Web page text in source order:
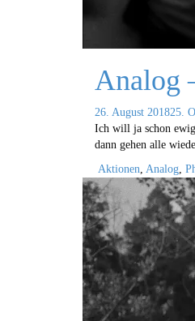
Analog
26. August 201825.
Ich will ja schon
dann gehen alle
Aktionen, Analog,